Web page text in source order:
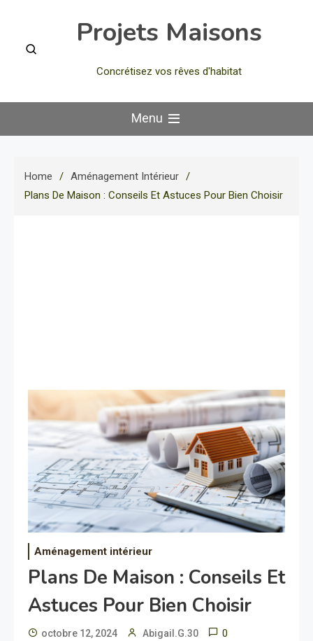
content
Projets Maisons
Concrétisez vos rêves d'habitat
Menu
Home
Aménagement Intérieur
Plans De Maison : Conseils Et Astuces Pour Bien Choisir
Aménagement intérieur
Plans De Maison : Conseils Et
Astuces Pour Bien Choisir
octobre 12, 2024 Abigail.G.30 0